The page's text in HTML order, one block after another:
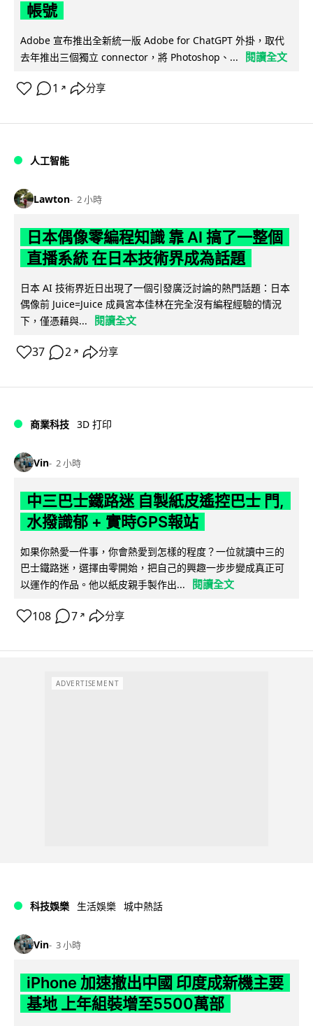
帳號
Adobe 宣布推出全新統一版 Adobe for ChatGPT 外掛，取代
去年推出三個獨立 connector，將 Photoshop、...
閱讀全文
1 ↗ 分享
人工智能
Lawton 2 小時
日本偶像零編程知識 靠 AI 搞了一整個
直播系統 在日本技術界成為話題
日本 AI 技術界近日出現了一個引發廣泛討論的熱門話題：日本
偶像前 Juice=Juice 成員宮本佳林在完全沒有編程經驗的情況
下，僅憑藉與...
閱讀全文
37 2 ↗ 分享
商業科技 3D 打印
Vin 2 小時
中三巴士鐵路迷 自製紙皮遙控巴士 門,
水撥識郁 + 實時GPS報站
如果你熱愛一件事，你會熱愛到怎樣的程度？一位就讀中三的
巴士鐵路迷，選擇由零開始，把自己的興趣一步步變成真正可
以運作的作品。他以紙皮親手製作出...
閱讀全文
108 7 ↗ 分享
ADVERTISEMENT
科技娛樂 生活娛樂 城中熱話
Vin 3 小時
iPhone 加速撤出中國 印度成新機主要
基地 上年組裝增至5500萬部